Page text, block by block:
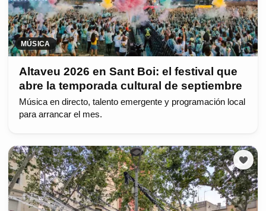
MÚSICA
Altaveu 2026 en Sant Boi: el festival que
abre la temporada cultural de septiembre
Música en directo, talento emergente y programación local
para arrancar el mes.